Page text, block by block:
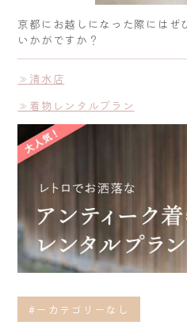
京都にお越しになった際にはぜ
いかがですか？
≫清水店
≫着物レンタルプラン
#ーカテゴリーなし